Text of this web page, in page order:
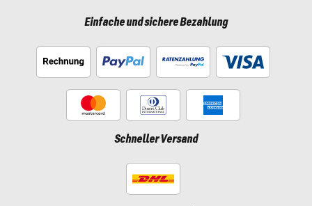
Einfache und sichere Bezahlung
Schneller Versand